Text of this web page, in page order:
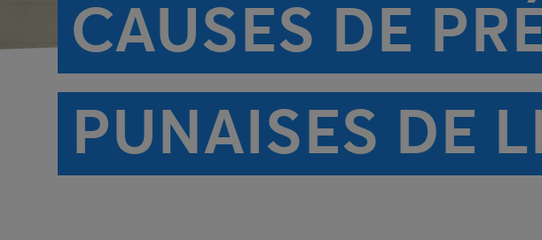
CAUSES DE
PUNAISES DE